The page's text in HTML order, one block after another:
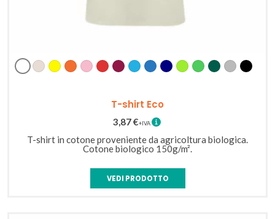
BiancoNaturale
GialloArancione
RosaRossoBordeaux
Azzurro
Blu Blu VerdeVerdeVerdeGrigioNero
T-shirt Eco
3,87€
T-shirt in cotone proveniente da agricoltura biologica.
Cotone biologico 150g/m².
VEDI PRODOTTO